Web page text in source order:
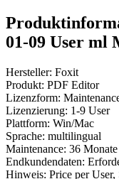
01-09 User
Hersteller: Foxit
Produkt: PDF Editor
Lizenzform:
Lizenzierung: 1-9 User
Plattform: Win/Mac
Sprache: multilingual
Maintenance: 36 Monate
Endkundendaten:
Hinweis: Price per User,